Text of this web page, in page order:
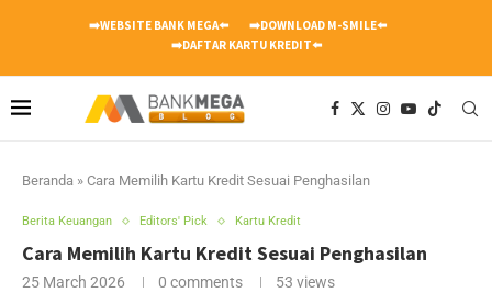
➡️WEBSITE BANK MEGA⬅️
➡️DOWNLOAD M-SMILE⬅️
➡️DAFTAR KARTU KREDIT⬅️
Beranda » Cara Memilih Kartu Kredit Sesuai Penghasilan
Berita Keuangan Editors' Pick Kartu Kredit
Cara Memilih Kartu Kredit Sesuai Penghasilan
25 March 2026 0 comments 53 views